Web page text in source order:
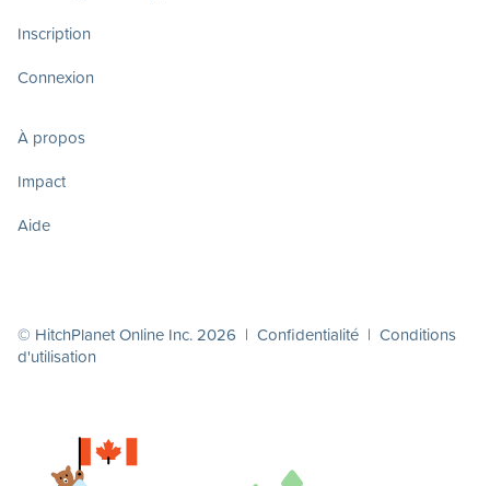
Inscription
Connexion
À propos
Impact
Aide
© HitchPlanet Online Inc. 2026 | Confidentialité | Conditions
d'utilisation